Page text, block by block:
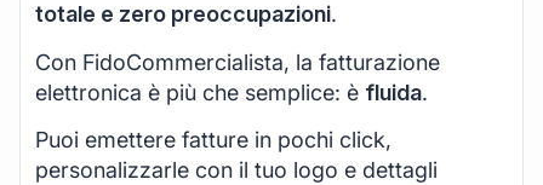
totale e zero preoccupazioni.
Con FidoCommercialista, la fatturazione
elettronica è più che semplice: è fluida.
Puoi emettere fatture in pochi click,
personalizzarle con il tuo logo e dettagli